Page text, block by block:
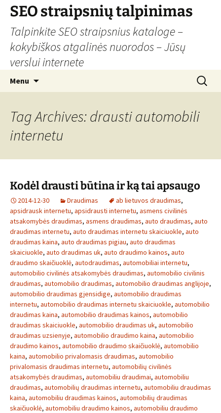
Skip
content
SEO straipsnių talpinimas
Talpinkite SEO straipsnius kataloge –
kokybiškos atgalinės nuorodos – Jūsų
verslui internete
Menu
Search
for:
Tag Archives: drausti automobili
internetu
Kodėl drausti būtina ir ką tai apsaugo
2014-12-30 Draudimas ab lietuvos draudimas,
apsidrausk internetu, apsidrausti internetu, asmens civilinės
atsakomybės draudimas, asmens draudimas, auto draudimas, auto
draudimas internetu, auto draudimas internetu skaiciuokle, auto
draudimas kaina, auto draudimas pigiau, auto draudimas
skaiciuokle, auto draudimas uk, auto draudimo kainos, auto
draudimo skaičiuoklė, autodraudimas, automobiliai internetu,
automobilio civilinės atsakomybės draudimas, automobilio civilinis
draudimas, automobilio draudimas, automobilio draudimas anglijoje,
automobilio draudimas gjensidige, automobilio draudimas
internetu, automobilio draudimas internetu skaiciuokle, automobilio
draudimas kaina, automobilio draudimas kainos, automobilio
draudimas skaiciuokle, automobilio draudimas uk, automobilio
draudimas uzsienyje, automobilio draudimo kaina, automobilio
draudimo kainos, automobilio draudimo skaičiuoklė, automobilio
kaina, automobilio privalomasis draudimas, automobilio
privalomasis draudimas internetu, automobilių civilinės
atsakomybės draudimas, automobiliu draudimai, automobiliu
draudimas, automobilių draudimas internetu, automobiliu draudimas
kaina, automobiliu draudimas kainos, automobilių draudimas
skaičiuoklė, automobiliu draudimo kainos, automobiliu draudimo